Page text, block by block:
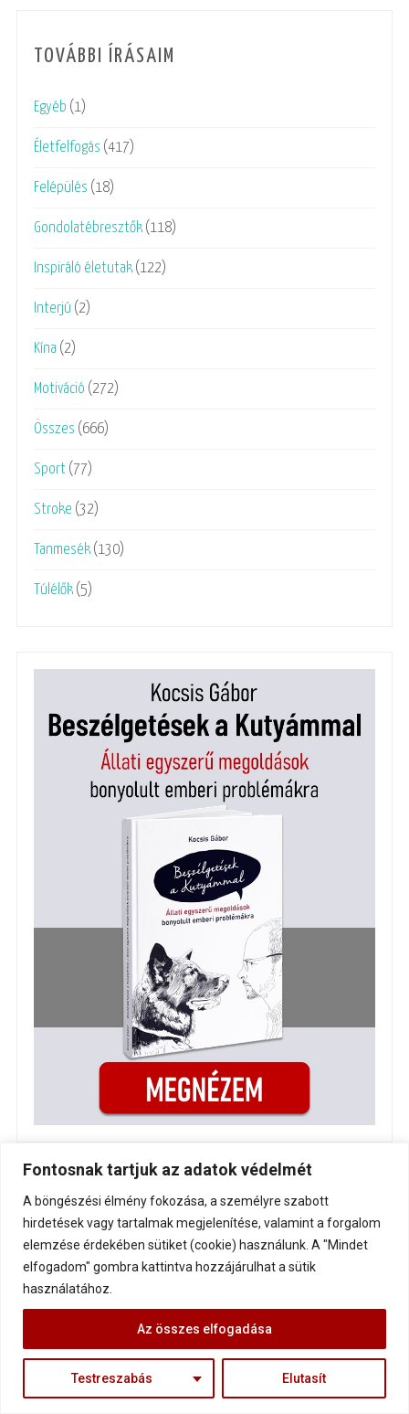
Fontosnak tartjuk az adatok védelmét
A böngészési élmény fokozása, a személyre szabott
hirdetések vagy tartalmak megjelenítése, valamint a forgalom
elemzése érdekében sütiket (cookie) használunk. A "Mindet
elfogadom" gombra kattintva hozzájárulhat a sütik
használatához.
Testreszabás Elutasít
Az összes elfogadása
TOVÁBBI ÍRÁSAIM
Egyéb (1)
Életfelfogás (417)
Felépülés (18)
Gondolatébresztők (118)
Inspiráló életutak (122)
Interjú (2)
Kína (2)
Motiváció (272)
Összes (666)
Sport (77)
Stroke (32)
Tanmesék (130)
Túlélők (5)
HASZNÁLD FEL